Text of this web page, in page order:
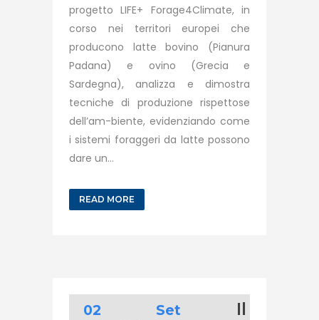
progetto LIFE+ Forage4Climate, in
corso nei territori europei che
producono latte bovino (Pianura
Padana) e ovino (Grecia e
Sardegna), analizza e dimostra
tecniche di produzione rispettose
dell’am-biente, evidenziando come
i sistemi foraggeri da latte possono
dare un...
READ MORE
02 Set
Il